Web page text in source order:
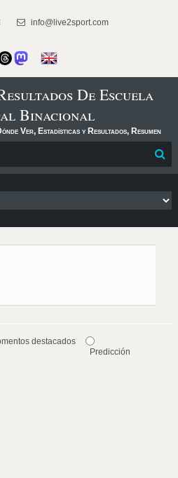
info@live2sport.com
De Escuela
Binacional
Ver, Estadísticas y Resultados, Resumen
destacados
Predicción